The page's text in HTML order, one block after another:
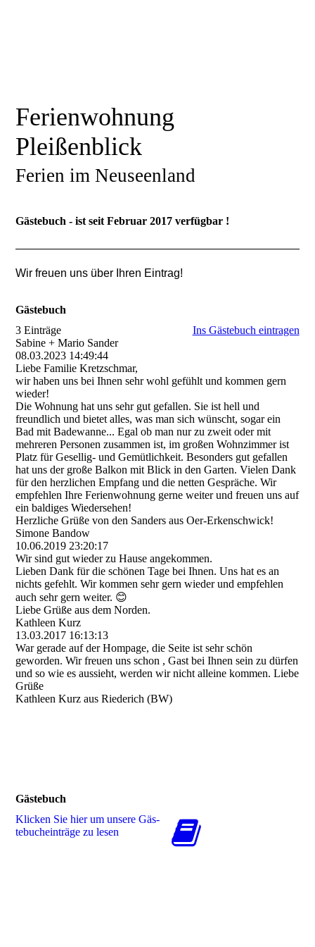
Ferienwohnung
Pleißenblick
Ferien im Neuseenland
Gästebuch - ist seit Februar 2017 verfügbar !
Wir freuen uns über Ihren Eintrag!
Gästebuch
3 Einträge
Ins Gästebuch eintragen
Sabine + Mario Sander
08.03.2023 14:49:44
Liebe Familie Kretzschmar,
wir haben uns bei Ihnen sehr wohl gefühlt und kommen gern
wieder!
Die Wohnung hat uns sehr gut gefallen. Sie ist hell und
freundlich und bietet alles, was man sich wünscht, sogar ein
Bad mit Badewanne... Egal ob man nur zu zweit oder mit
mehreren Personen zusammen ist, im großen Wohnzimmer ist
Platz für Gesellig- und Gemütlichkeit. Besonders gut gefallen
hat uns der große Balkon mit Blick in den Garten. Vielen Dank
für den herzlichen Empfang und die netten Gespräche. Wir
empfehlen Ihre Ferienwohnung gerne weiter und freuen uns auf
ein baldiges Wiedersehen!
Herzliche Grüße von den Sanders aus Oer-Erkenschwick!
Simone Bandow
10.06.2019 23:20:17
Wir sind gut wieder zu Hause angekommen.
Lieben Dank für die schönen Tage bei Ihnen. Uns hat es an
nichts gefehlt. Wir kommen sehr gern wieder und empfehlen
auch sehr gern weiter. 😊
Liebe Grüße aus dem Norden.
Kathleen Kurz
13.03.2017 16:13:13
War gerade auf der Hompage, die Seite ist sehr schön
geworden. Wir freuen uns schon , Gast bei Ihnen sein zu dürfen
und so wie es aussieht, werden wir nicht alleine kommen. Liebe
Grüße
Kathleen Kurz aus Riederich (BW)
Gästebuch
Klicken Sie hier um unsere Gäs­
te­buch­ein­trä­ge zu lesen